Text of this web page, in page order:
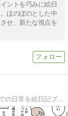
ントを巧みに絵日
ほのぼのとした中
せ、新たな視点を
日本人夫婦と二匹のパグとの、オランダ在住での日常を絵日記ブログで描いてます。